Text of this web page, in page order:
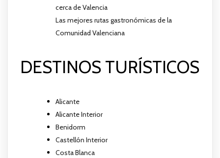
cerca de Valencia
Las mejores rutas gastronómicas de la
Comunidad Valenciana
DESTINOS TURÍSTICOS
Alicante
Alicante Interior
Benidorm
Castellón Interior
Costa Blanca